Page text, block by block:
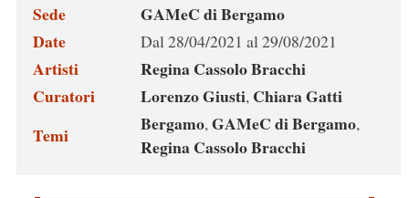
Sede
GAMeC di Bergamo
Date
Dal 28/04/2021 al 29/08/2021
Artisti
Regina Cassolo Bracchi
Curatori
Lorenzo Giusti, Chiara Gatti
Temi
Bergamo,GAMeC di Bergamo,
Regina Cassolo Bracchi